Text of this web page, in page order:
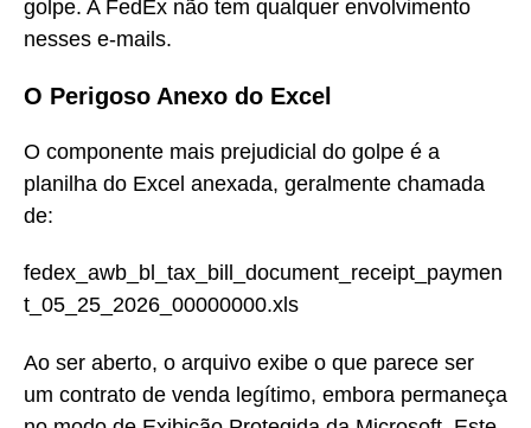
golpe. A FedEx não tem qualquer envolvimento
nesses e-mails.
O Perigoso Anexo do Excel
O componente mais prejudicial do golpe é a
planilha do Excel anexada, geralmente chamada
de:
fedex_awb_bl_tax_bill_document_receipt_paymen
t_05_25_2026_00000000.xls
Ao ser aberto, o arquivo exibe o que parece ser
um contrato de venda legítimo, embora permaneça